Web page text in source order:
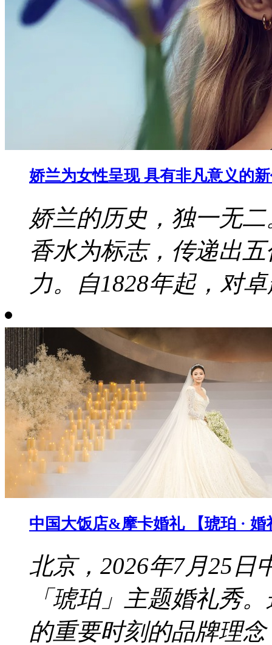
娇兰为女性呈现 具有非凡意义的
娇兰的历史，独一无
香水为标志，传递出
力。自1828年起，对
中国大饭店&摩卡婚礼 【琥珀 ·
北京，2026年7月25日
「琥珀」主题婚礼秀
的重要时刻的品牌理念